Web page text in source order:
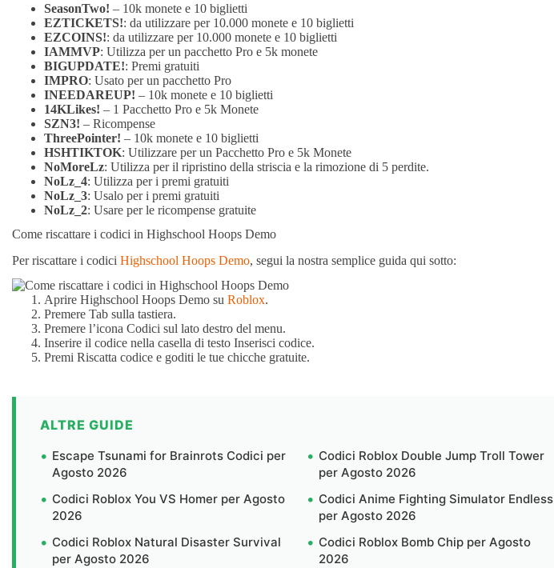
SeasonTwo! – 10k monete e 10 biglietti
EZTICKETS!: da utilizzare per 10.000 monete e 10 biglietti
EZCOINS!: da utilizzare per 10.000 monete e 10 biglietti
IAMMVP: Utilizza per un pacchetto Pro e 5k monete
BIGUPDATE!: Premi gratuiti
IMPRO: Usato per un pacchetto Pro
INEEDAREUP! – 10k monete e 10 biglietti
14KLikes! – 1 Pacchetto Pro e 5k Monete
SZN3! – Ricompense
ThreePointer! – 10k monete e 10 biglietti
HSHTIKTOK: Utilizzare per un Pacchetto Pro e 5k Monete
NoMoreLz: Utilizza per il ripristino della striscia e la rimozione di 5 perdite.
NoLz_4: Utilizza per i premi gratuiti
NoLz_3: Usalo per i premi gratuiti
NoLz_2: Usare per le ricompense gratuite
Come riscattare i codici in Highschool Hoops Demo
Per riscattare i codici Highschool Hoops Demo, segui la nostra semplice guida qui sotto:
Aprire Highschool Hoops Demo su Roblox.
Premere Tab sulla tastiera.
Premere l’icona Codici sul lato destro del menu.
Inserire il codice nella casella di testo Inserisci codice.
Premi Riscatta codice e goditi le tue chicche gratuite.
ALTRE GUIDE
Escape Tsunami for Brainrots Codici per
Agosto 2026
Codici Roblox Double Jump Troll Tower
per Agosto 2026
Codici Roblox You VS Homer per Agosto
2026
Codici Anime Fighting Simulator Endless
per Agosto 2026
Codici Roblox Natural Disaster Survival
per Agosto 2026
Codici Roblox Bomb Chip per Agosto
2026